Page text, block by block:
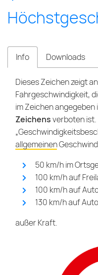
Info Downloads
Dieses Zeichen zeigt
Fahrgeschwindigkeit,
im Zeichen angegeben
Zeichensverboten ist.
allgemeinen
50 km/h im
100 km/h auf
100 km/h auf
130 km/h auf
außer Kraft.